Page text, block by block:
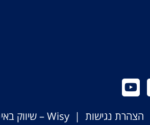
הצהרת נגישות |Wisy – שיווק באינטרנט